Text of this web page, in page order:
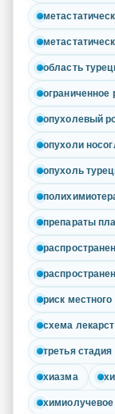
область
ограниченное
опухолевый
опухоли
опухоль
препараты
риск
схема
третья стадия
хиазма